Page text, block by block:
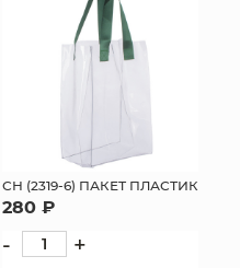
СН (2319-6) ПАКЕТ ПЛАСТИК
280 ₽
- +